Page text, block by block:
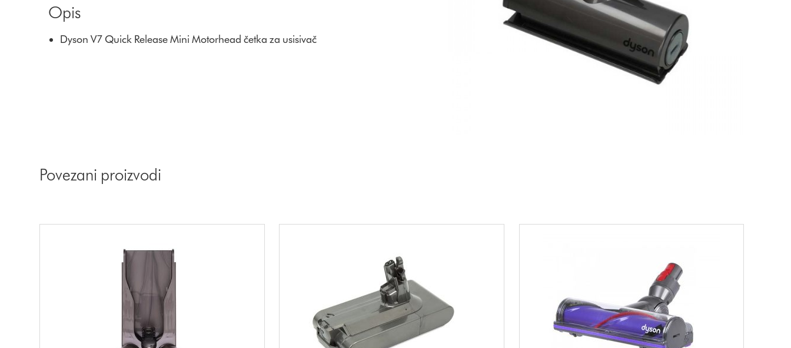
Opis
Dyson V7 Quick Release Mini Motorhead četka za usisivač
Povezani proizvodi